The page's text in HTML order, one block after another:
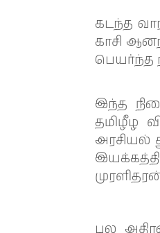
கடந்த
காசி
பெயர்ந்த
இந்த
தமிழீழ
அரசியல்